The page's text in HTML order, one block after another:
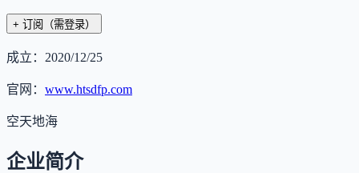
+ 订阅 （需登录）
成立： 2020/12/25
官网： www.htsdfp.com
空天地海
企业简介